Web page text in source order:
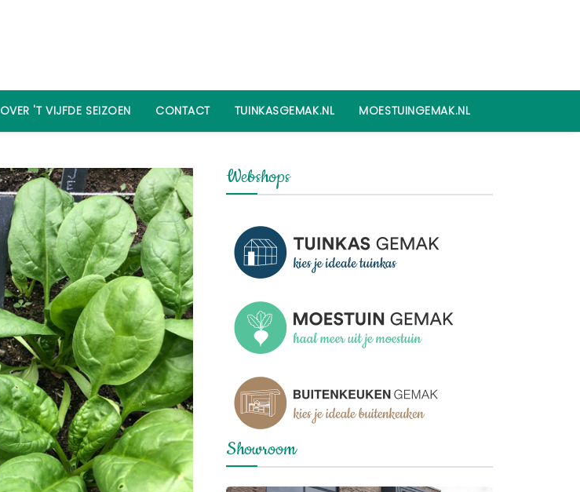
OVER 'T VIJFDE SEIZOEN CONTACT TUINKASGEMAK.NL MOESTUINGEMAK.NL
Webshops
Showroom